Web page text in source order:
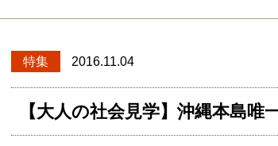
特集 2016.11.04
【大人の社会見学】沖縄本島唯